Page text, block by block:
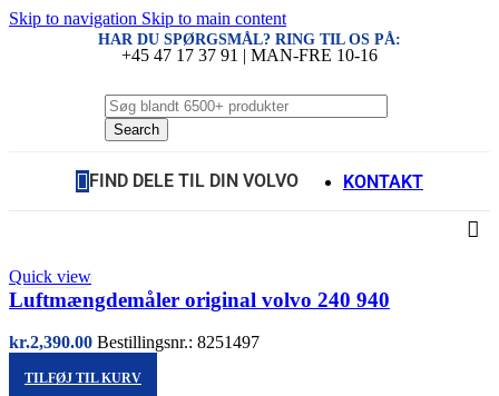
Skip to navigation Skip to main content
HAR DU SPØRGSMÅL? RING TIL OS PÅ:
+45 47 17 37 91 | MAN-FRE 10-16
Search
FIND DELE TIL DIN VOLVO KONTAKT
Quick view
Luftmængdemåler original volvo 240 940
kr.2,390.00 Bestillingsnr.: 8251497
TILFØJ TIL KURV